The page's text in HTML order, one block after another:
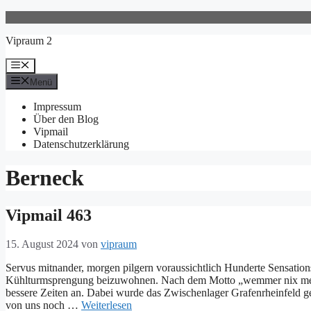
springen
Vipraum 2
Menü
Menü
Impressum
Über den Blog
Vipmail
Datenschutzerklärung
Berneck
Vipmail 463
15. August 2024 von vipraum
Servus mitnander, morgen pilgern voraussichtlich Hunderte
Kühlturmsprengung beizuwohnen. Nach dem Motto „wemmer nix
bessere Zeiten an. Dabei wurde das Zwischenlager Grafenrheinfeld
von uns noch … Weiterlesen